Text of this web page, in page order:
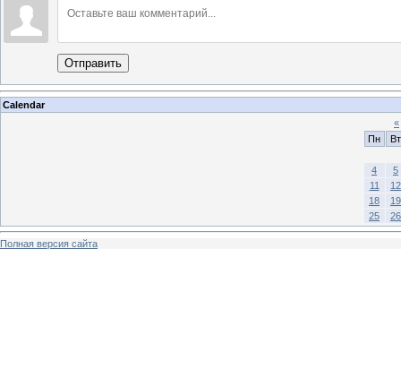
Отправить
Calendar
«
Пн
Вт
4
5
11
12
18
19
25
26
Полная версия сайта